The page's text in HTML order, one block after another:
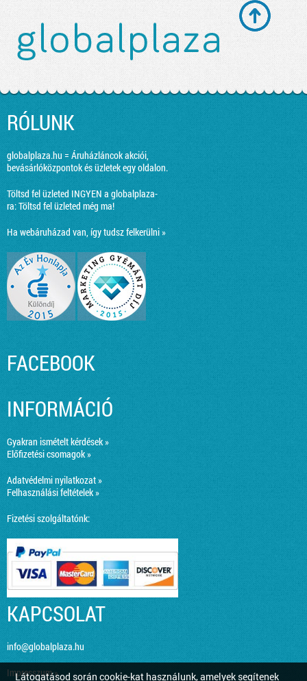
Látogatásod során cookie-kat használunk, amelyek segítenek
RÓLUNK
globalplaza.hu = Áruházláncok akciói,
bevásárlóközpontok és üzletek egy oldalon.
Töltsd fel üzleted INGYEN a globalplaza-
ra:Töltsd fel üzleted még ma!
Ha webáruházad van, így tudsz felkerülni »
FACEBOOK
INFORMÁCIÓ
Gyakran ismételt kérdések »
Előfizetési csomagok »
Adatvédelmi nyilatkozat »
Felhasználási feltételek »
Fizetési szolgáltatónk:
KAPCSOLAT
info@globalplaza.hu
Impresszum »